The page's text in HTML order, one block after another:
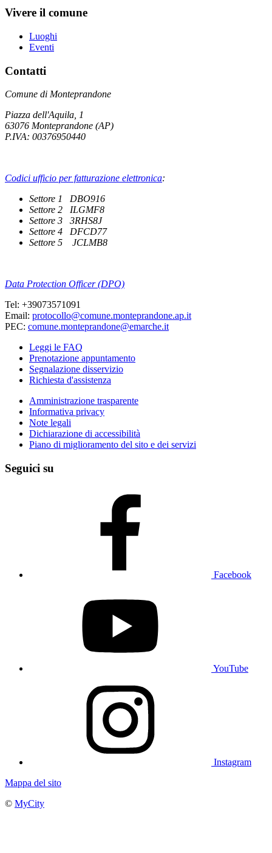
Vivere il comune
Luoghi
Eventi
Contatti
Comune di Monteprandone
Piazza dell'Aquila, 1
63076 Monteprandone (AP)
P.IVA: 00376950440
Codici ufficio per fatturazione elettronica:
Settore 1 DBO916
Settore 2 ILGMF8
Settore 3 3RHS8J
Settore 4 DFCD77
Settore 5 JCLMB8
Data Protection Officer (DPO)
Tel: +39073571091
Email: protocollo@comune.monteprandone.ap.it
PEC: comune.monteprandone@emarche.it
Leggi le FAQ
Prenotazione appuntamento
Segnalazione disservizio
Richiesta d'assistenza
Amministrazione trasparente
Informativa privacy
Note legali
Dichiarazione di accessibilità
Piano di miglioramento del sito e dei servizi
Seguici su
Facebook
YouTube
Instagram
Mappa del sito
© MyCity